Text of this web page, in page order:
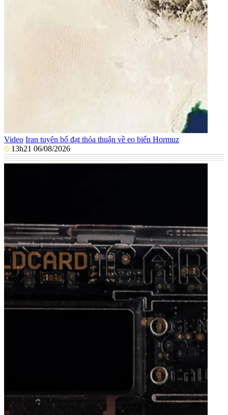
Video Iran tuyên bố đạt thỏa thuận về eo biển Hormuz
13h21 06/08/2026